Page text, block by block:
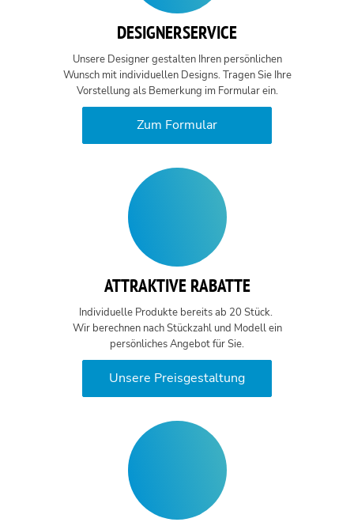
DESIGNERSERVICE
Unsere Designer gestalten Ihren persönlichen
Wunsch mit individuellen Designs. Tragen Sie Ihre
Vorstellung als Bemerkung im Formular ein.
Zum Formular
ATTRAKTIVE RABATTE
Individuelle Produkte bereits ab 20 Stück.
Wir berechnen nach Stückzahl und Modell ein
persönliches Angebot für Sie.
Unsere Preisgestaltung